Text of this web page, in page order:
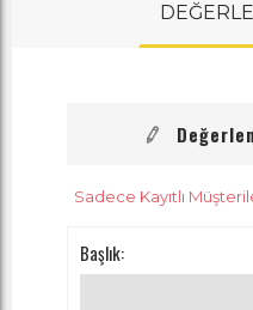
Sadece Kayıtlı
Başlık: